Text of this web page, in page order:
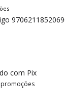
com Pix